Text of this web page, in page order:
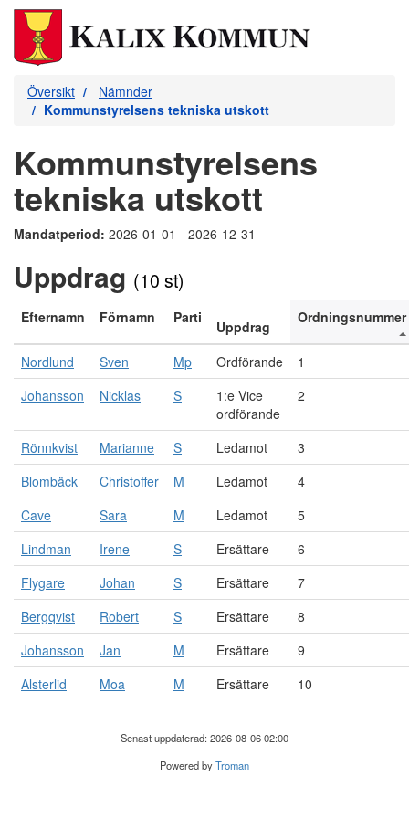
Översikt
Nämnder
Kommunstyrelsens tekniska utskott
Kommunstyrelsens
tekniska utskott
Mandatperiod: 2026-01-01 - 2026-12-31
Uppdrag (10 st)
Efternamn Förnamn Parti
Uppdrag
Ordningsnummer
Nordlund Sven Mp Ordförande
1
Johansson
Nicklas S
1:e Vice
ordförande
2
Rönnkvist Marianne S Ledamot
3
Blombäck
Christoffer M Ledamot
4
Cave
Sara M Ledamot
5
Lindman
Irene S Ersättare
6
Flygare
Johan S Ersättare
7
Bergqvist
Robert S Ersättare
8
Johansson
Jan M Ersättare
9
Alsterlid
Moa M Ersättare 10
Senast uppdaterad: 2026-08-06 02:00
Powered byTroman